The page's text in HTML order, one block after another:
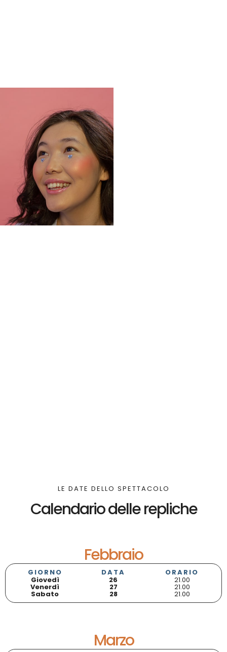
LE DATE DELLO SPETTACOLO
Calendario delle repliche
Febbraio
GIORNO DATA ORARIO
Giovedì 26 21.00
Venerdì 27 21.00
Sabato 28 21.00
Marzo